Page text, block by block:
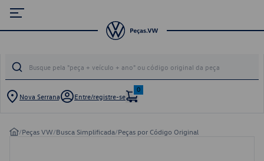
Nova Serrana Entre/registre-se
0
/Peças VW/Busca Simplificada/Peças por Código Original